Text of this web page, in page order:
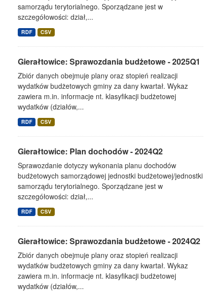
samorządu terytorialnego. Sporządzane jest w
szczegółowości: dział,...
RDF CSV
Gierałtowice: Sprawozdania budżetowe - 2025Q1
Zbiór danych obejmuje plany oraz stopień realizacji
wydatków budżetowych gminy za dany kwartał. Wykaz
zawiera m.in. informacje nt. klasyfikacji budżetowej
wydatków (działów,...
RDF CSV
Gierałtowice: Plan dochodów - 2024Q2
Sprawozdanie dotyczy wykonania planu dochodów
budżetowych samorządowej jednostki budżetowej/jednostki
samorządu terytorialnego. Sporządzane jest w
szczegółowości: dział,...
RDF CSV
Gierałtowice: Sprawozdania budżetowe - 2024Q2
Zbiór danych obejmuje plany oraz stopień realizacji
wydatków budżetowych gminy za dany kwartał. Wykaz
zawiera m.in. informacje nt. klasyfikacji budżetowej
wydatków (działów,...